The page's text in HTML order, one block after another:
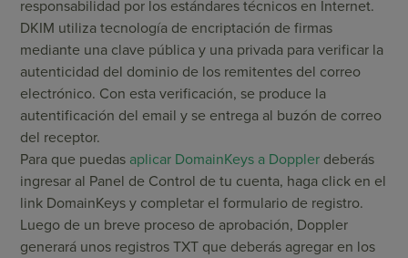
responsabilidad por los estándares técnicos en Internet.
DKIM utiliza tecnología de encriptación de firmas
mediante una clave pública y una privada para verificar la
autenticidad del dominio de los remitentes del correo
electrónico. Con esta verificación, se produce la
autentificación del email y se entrega al buzón de correo
del receptor.
Para que puedas aplicar DomainKeys a Doppler deberás
ingresar al Panel de Control de tu cuenta, haga click en el
link DomainKeys y completar el formulario de registro.
Luego de un breve proceso de aprobación, Doppler
generará unos registros TXT que deberás agregar en los